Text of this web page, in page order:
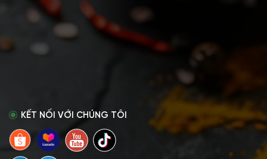
KẾT NỐI VỚI CHÚNG TÔI